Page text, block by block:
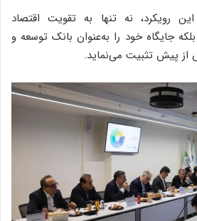
رویکرد، نه تنها به تقویت اقتصاد
جایگاه خود را به‌عنوان بانک توسعه و
از پیش تثبیت می‌نماید.